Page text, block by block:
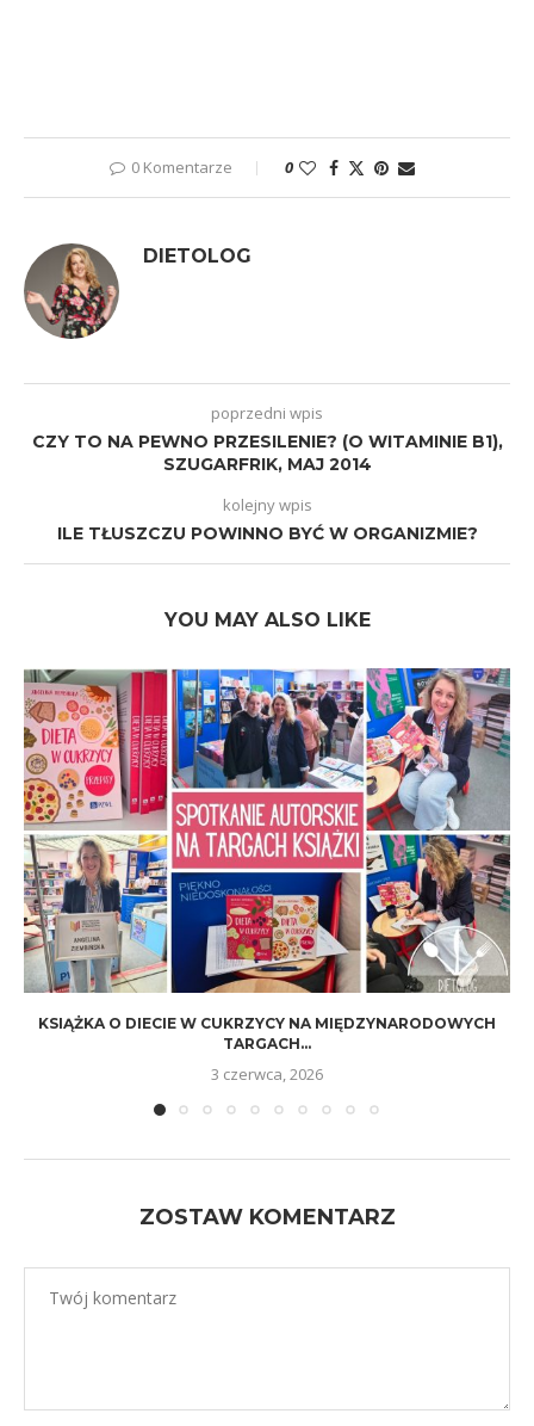
0 Komentarze 0
DIETOLOG
poprzedni wpis
CZY TO NA PEWNO PRZESILENIE? (O WITAMINIE B1),
SZUGARFRIK, MAJ 2014
kolejny wpis
ILE TŁUSZCZU POWINNO BYĆ W ORGANIZMIE?
YOU MAY ALSO LIKE
KSIĄŻKA O DIECIE W CUKRZYCY NA MIĘDZYNARODOWYCH
TARGACH...
3 czerwca, 2026
ZOSTAW KOMENTARZ